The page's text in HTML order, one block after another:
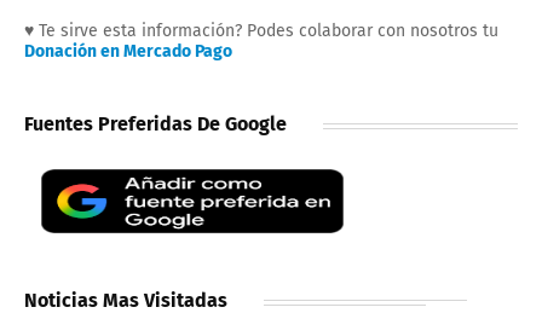
♥ Te sirve esta información? Podes colaborar con nosotros tu
Donación en Mercado Pago
Fuentes Preferidas De Google
Noticias Mas Visitadas